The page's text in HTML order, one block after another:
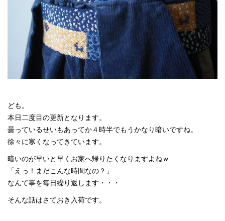
ども。
本日二度目の更新となります。
曇っているせいもあってか４時半でもうかなり暗いですね。
徐々に寒くなってきています。
暗いのが早いと早くお家へ帰りたくなりますよねｗ
「えっ！まだこんな時間なの？」
なんて事を毎日繰り返します・・・
そんな話はさておき入荷です。